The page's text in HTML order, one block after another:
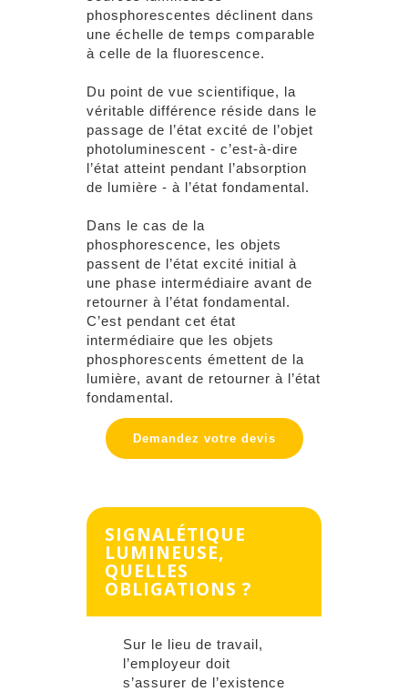
phosphorescentes déclinent dans
une échelle de temps comparable
à celle de la fluorescence.
Du point de vue scientifique, la
véritable différence réside dans le
passage de l’état excité de l’objet
photoluminescent - c’est-à-dire
l’état atteint pendant l’absorption
de lumière - à l’état fondamental.
Dans le cas de la
phosphorescence, les objets
passent de l’état excité initial à
une phase intermédiaire avant de
retourner à l’état fondamental.
C’est pendant cet état
intermédiaire que les objets
phosphorescents émettent de la
lumière, avant de retourner à l’état
fondamental.
Demandez votre devis
SIGNALÉTIQUE
LUMINEUSE,
QUELLES
OBLIGATIONS ?
Sur le lieu de travail,
l’employeur doit
s’assurer de l’existence